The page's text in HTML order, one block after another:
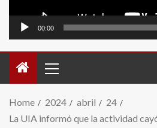
00:00
Home 2024 abril
24
La UIA informó que la actividad